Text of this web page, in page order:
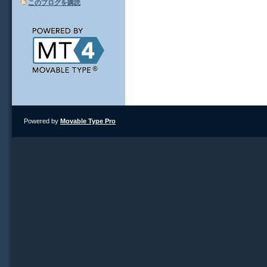
このブログを購読
Powered by Movable Type Pro